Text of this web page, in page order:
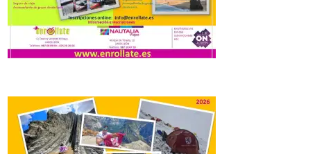
Durante la mañana de ayer
miércoles ha sido
registrada en el
Ayuntamiento una
medios de comunicación sobre la posible
celebración del denominado Iberia
Eclipse Festival en […]